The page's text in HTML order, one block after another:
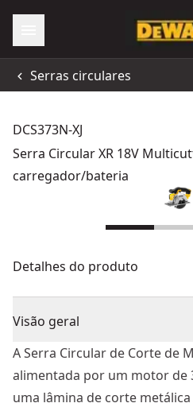
Serras circulares
DCS373N-XJ
Serra Circular XR 18V
carregador/bateria
Detalhes do produto
Visão geral
A Serra Circular de Corte de
alimentada por um motor de
uma lâmina de corte